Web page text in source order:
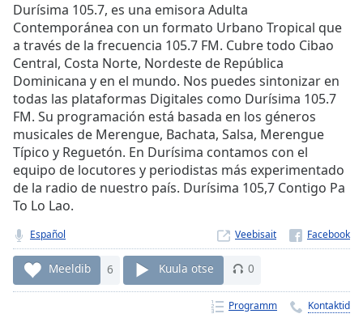
0.00%
Stream
TypeLIVE
Seek to
live,
currently
behind
liveLIVE
Remaining
Time-
1x
Rate
Chapters
Chapters
Durísima 105.7, es una emisora Adulta
Contemporánea con un formato Urbano Tropical que
a través de la frecuencia 105.7 FM. Cubre todo Cibao
Central, Costa Norte, Nordeste de República
Dominicana y en el mundo. Nos puedes sintonizar en
todas las plataformas Digitales como Durísima 105.7
FM. Su programación está basada en los géneros
musicales de Merengue, Bachata, Salsa, Merengue
Típico y Reguetón. En Durísima contamos con el
equipo de locutores y periodistas más experimentado
de la radio de nuestro país. Durísima 105,7 Contigo Pa
To Lo Lao.
Español Veebisait
Meeldib 6 Kuula otse 0
Programm Kontaktid